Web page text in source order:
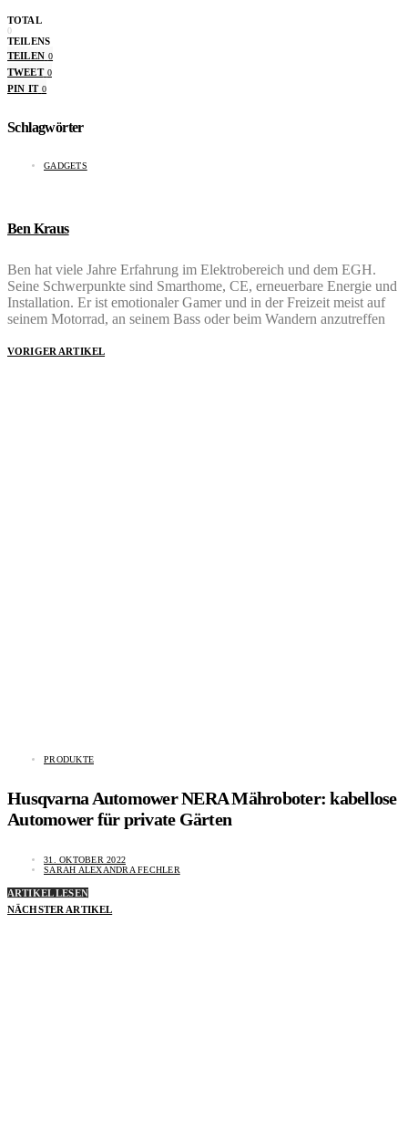
TOTAL
0
TEILENS
TEILEN 0
TWEET 0
PIN IT 0
Schlagwörter
GADGETS
Ben Kraus
Ben hat viele Jahre Erfahrung im Elektrobereich und dem EGH.
Seine Schwerpunkte sind Smarthome, CE, erneuerbare Energie und
Installation. Er ist emotionaler Gamer und in der Freizeit meist auf
seinem Motorrad, an seinem Bass oder beim Wandern anzutreffen
VORIGER ARTIKEL
PRODUKTE
Husqvarna Automower NERA Mähroboter: kabellose
Automower für private Gärten
31. OKTOBER 2022
SARAH ALEXANDRA FECHLER
ARTIKEL LESEN
NÄCHSTER ARTIKEL